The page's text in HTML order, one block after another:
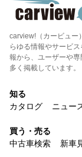
carview!（カービュー
らゆる情報やサービ
報から、ユーザーや
多く掲載しています。
知る
カタログ
ニュー
買う・売る
中古車検索
新車